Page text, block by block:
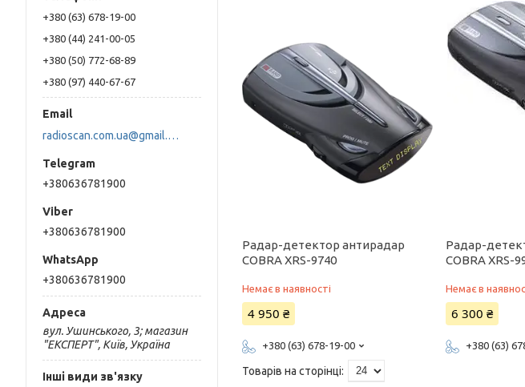
+380 (63) 678-19-00
+380 (44) 241-00-05
+380 (50) 772-68-89
+380 (97) 440-67-67
radioscan.com.ua@gmail.com
+380636781900
+380636781900
+380636781900
вул. Ушинського, 3; магазин
"ЕКСПЕРТ", Київ, Україна
Інші види зв'язку
Радар-детектор антирадар
COBRA XRS-9740
Немає в наявності
4 950 ₴
+380 (63) 678-19-00
Радар-
COBRA XRS-
Немає в
6 300 ₴
+380 (63)